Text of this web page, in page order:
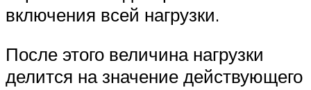
включения всей нагрузки.
После этого величина нагрузки
делится на значение действующего